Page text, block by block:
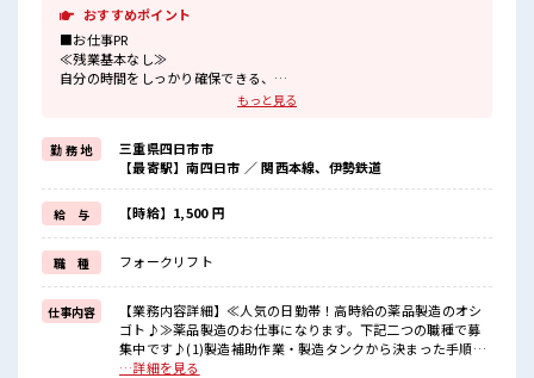
おすすめポイント
■お仕事PR
≪残業基本なし≫
自分の時間をしっかり確保できる、
≪ラクラク制服アリ≫
制服があるので、
毎日の服装の悩み解消♪
≪未経験の方も大カンゲイ≫
新しいことにチャレンジするのは不安だけど、
しっかり働く環境が整っています！
イチからスキルUP・ステップUP目指していきましょう！
≪自分に向いている仕事が探せる≫
困った事などがあれば、
担当がしっかりサポートします！
■職場の雰囲気
休憩室完備でランチや休憩も充実しそう♪
もっと見る
勤 務 地
三重県四日市市
【最寄駅】南四日市 ／ 関西本線、伊勢鉄道
給 与 【時給】1,500 円
職 種 フォークリフト
仕事内容
【業務内容詳細】≪人気の日勤帯！高時給の薬品製造のオシ
ゴト♪≫薬品製造のお仕事になります。下記二つの職種で募
集中です♪(1)製造補助作業・製造タンクから決まった手順で
タンクローリー車へ薬液を払出す・タンクローリー車から払
…詳細を見る